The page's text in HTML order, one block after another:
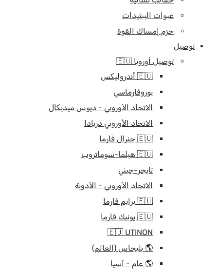
عبوات الببتيدات
حزم إمساك القوة
توصيل
توصيل أوروبا 🇪🇺
🇪🇺 أندروليكس
يوروفارماسي
الاتحاد الأوروبي - ديوس ميديكال
الاتحاد الأوروبي دريادا
🇪🇺 جنرال فارما
🇪🇺 هيلما-سوماتروب
تايجر-جيني
الاتحاد الأوروبي - الأدوية
🇪🇺 برايم فارما
🇪🇺 يونيك فارما
🇪🇺 UTINON
🌎 بليجاس (العالم)
🌎 عام - آسيا